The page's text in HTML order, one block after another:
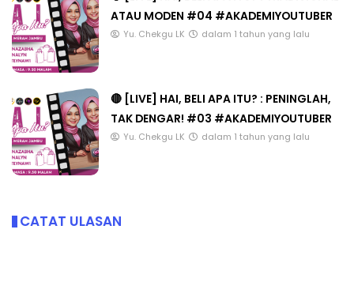
ATAU MODEN #04 #AKADEMIYOUTUBER
Yu. Chekgu LK dalam 1 tahun yang lalu
🔴 [LIVE] HAI, BELI APA ITU? : PENINGLAH,
TAK DENGAR! #03 #AKADEMIYOUTUBER
Yu. Chekgu LK dalam 1 tahun yang lalu
CATAT ULASAN